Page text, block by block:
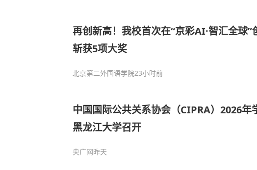
再创新高！我校首次在“京彩AI·智汇全球”
斩获5项大奖
北京第二外国语学院23小时前
中国国际公共关系协会（CIPRA）2026年
黑龙江大学召开
央广网昨天